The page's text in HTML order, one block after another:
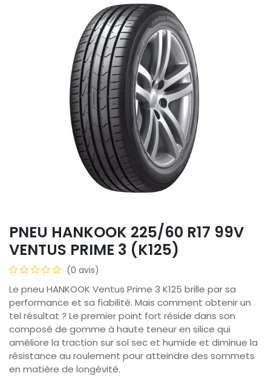
PNEU HANKOOK 225/60 R17 99V
VENTUS PRIME 3 (K125)
(0 avis)
Le pneu HANKOOK Ventus Prime 3 K125 brille par sa
performance et sa fiabilité. Mais comment obtenir un
tel résultat ? Le premier point fort réside dans son
composé de gomme à haute teneur en silice qui
améliore la traction sur sol sec et humide et diminue la
résistance au roulement pour atteindre des sommets
en matière de longévité.